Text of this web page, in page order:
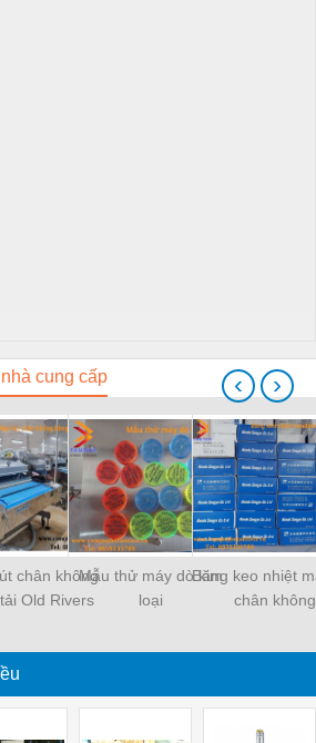
cung cấp
chân không
Old Rivers
Mẫu thử máy dò kim
loại
Băng keo nhiệt
chân không
‹ ›